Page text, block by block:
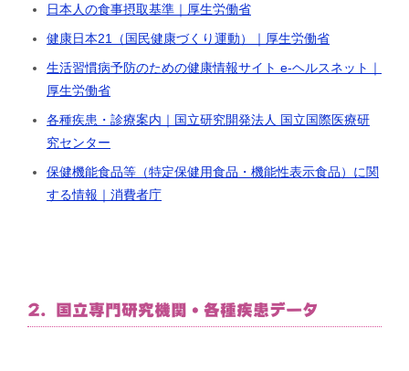
日本人の食事摂取基準｜厚生労働省
健康日本21（国民健康づくり運動）｜厚生労働省
生活習慣病予防のための健康情報サイト e-ヘルスネット｜
厚生労働省
各種疾患・診療案内｜国立研究開発法人 国立国際医療研
究センター
保健機能食品等（特定保健用食品・機能性表示食品）に関
する情報｜消費者庁
2. 国立専門研究機関・各種疾患データ